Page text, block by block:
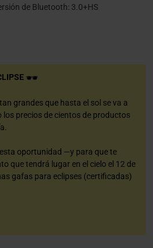
de Bluetooth: 3.0+HS
grandes que hasta el sol se va a
los precios de cientos de productos
oportunidad —y para que te
que tendrá lugar en el cielo el 12 de
gafas para eclipses (certificadas)